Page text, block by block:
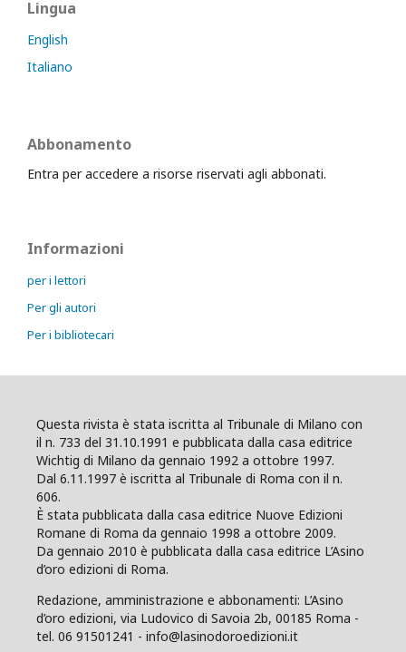
Lingua
English
Italiano
Abbonamento
Entra per accedere a risorse riservati agli abbonati.
Informazioni
per i lettori
Per gli autori
Per i bibliotecari
Questa rivista è stata iscritta al Tribunale di Milano con
il n. 733 del 31.10.1991 e pubblicata dalla casa editrice
Wichtig di Milano da gennaio 1992 a ottobre 1997.
Dal 6.11.1997 è iscritta al Tribunale di Roma con il n.
606.
È stata pubblicata dalla casa editrice Nuove Edizioni
Romane di Roma da gennaio 1998 a ottobre 2009.
Da gennaio 2010 è pubblicata dalla casa editrice L’Asino
d’oro edizioni di Roma.
Redazione, amministrazione e abbonamenti: L’Asino
d’oro edizioni, via Ludovico di Savoia 2b, 00185 Roma -
tel. 06 91501241 - info@lasinodoroedizioni.it